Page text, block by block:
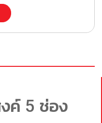
ค์ 5 ช่อง